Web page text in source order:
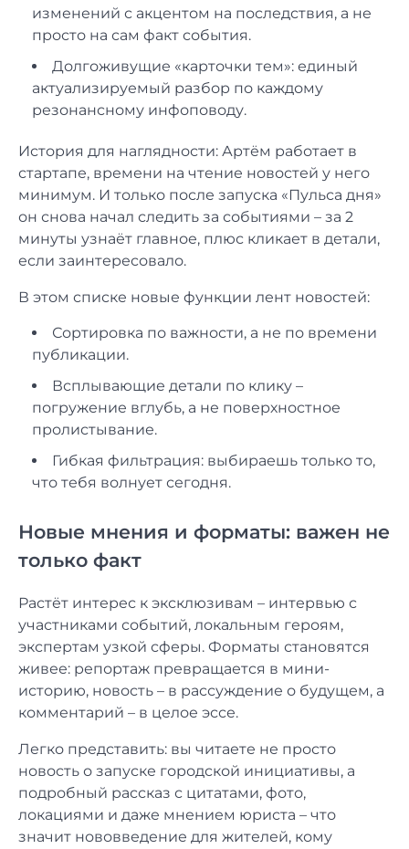
изменений с акцентом на последствия, а не
просто на сам факт события.
Долгоживущие «карточки тем»: единый
актуализируемый разбор по каждому
резонансному инфоповоду.
История для наглядности: Артём работает в
стартапе, времени на чтение новостей у него
минимум. И только после запуска «Пульса дня»
он снова начал следить за событиями – за 2
минуты узнаёт главное, плюс кликает в детали,
если заинтересовало.
В этом списке новые функции лент новостей:
Сортировка по важности, а не по времени
публикации.
Всплывающие детали по клику –
погружение вглубь, а не поверхностное
пролистывание.
Гибкая фильтрация: выбираешь только то,
что тебя волнует сегодня.
Новые мнения и форматы: важен не
только факт
Растёт интерес к эксклюзивам – интервью с
участниками событий, локальным героям,
экспертам узкой сферы. Форматы становятся
живее: репортаж превращается в мини-
историю, новость – в рассуждение о будущем, а
комментарий – в целое эссе.
Легко представить: вы читаете не просто
новость о запуске городской инициативы, а
подробный рассказ с цитатами, фото,
локациями и даже мнением юриста – что
значит нововведение для жителей, кому